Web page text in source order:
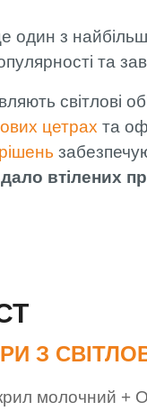
один з
та
світлові
цетрах та
втілених
З
молочний +